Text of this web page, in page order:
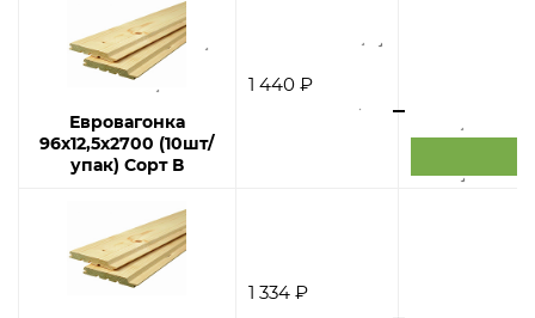
Евровагонка
96х12,5х2700 (10шт/
упак) Сорт В
1 440 ₽
1 334 ₽